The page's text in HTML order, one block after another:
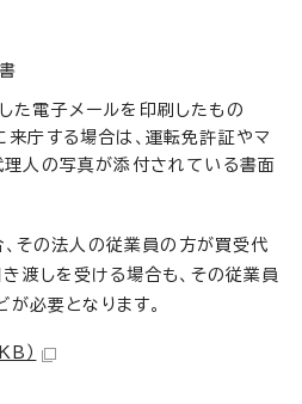
た電子メールを印刷したもの
来庁する場合は、運転免許証やマ
理人の写真が添付されている書面
、その法人の従業員の方が買受代
渡しを受ける場合も、その従業員
必要となります。
）